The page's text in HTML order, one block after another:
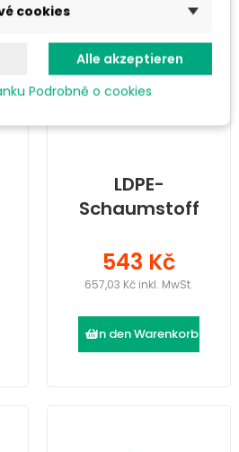
LDPE-
Schaumstoff
35) mm
543 Kč
657,03 Kč inkl. MwSt.
In den Warenkorb
cookies
Alle akzeptieren
Podrobně o cookies